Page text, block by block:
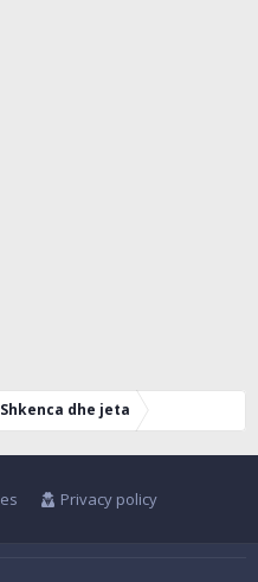
Shkenca dhe jeta
Privacy policy